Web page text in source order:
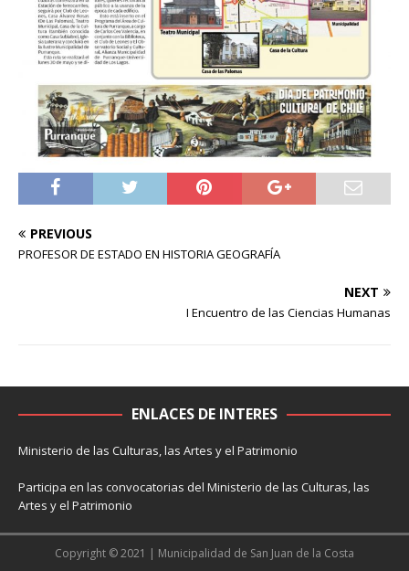
PREVIOUS
PROFESOR DE ESTADO EN HISTORIA GEOGRAFÍA
NEXT
I Encuentro de las Ciencias Humanas
ENLACES DE INTERES
Ministerio de las Culturas, las Artes y el Patrimonio
Participa en las convocatorias del Ministerio de las Culturas, las
Artes y el Patrimonio
Copyright © 2021 | Municipalidad de San Juan de la Costa